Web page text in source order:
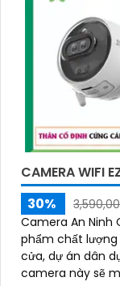
CAMERA WIFI
30%
Camera An Ninh
phẩm chất
cửa, dự án dân dụng. Với tính năng hồng
camera này sẽ